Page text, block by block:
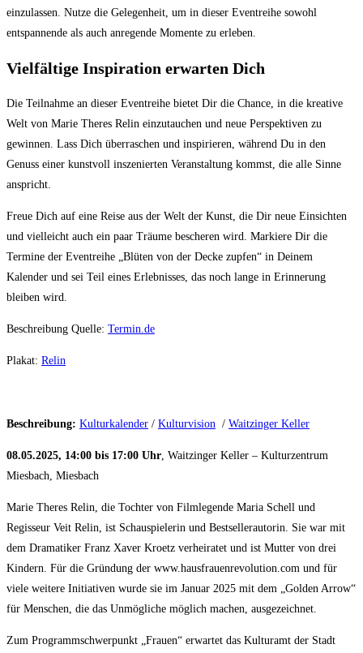
einzulassen. Nutze die Gelegenheit, um in dieser Eventreihe sowohl
entspannende als auch anregende Momente zu erleben.
Vielfältige Inspiration erwarten Dich
Die Teilnahme an dieser Eventreihe bietet Dir die Chance, in die kreative
Welt von Marie Theres Relin einzutauchen und neue Perspektiven zu
gewinnen. Lass Dich überraschen und inspirieren, während Du in den
Genuss einer kunstvoll inszenierten Veranstaltung kommst, die alle Sinne
anspricht.
Freue Dich auf eine Reise aus der Welt der Kunst, die Dir neue Einsichten
und vielleicht auch ein paar Träume bescheren wird. Markiere Dir die
Termine der Eventreihe „Blüten von der Decke zupfen“ in Deinem
Kalender und sei Teil eines Erlebnisses, das noch lange in Erinnerung
bleiben wird.
Beschreibung Quelle: Termin.de
Plakat: Relin
Beschreibung: Kulturkalender / Kulturvision / Waitzinger Keller
08.05.2025, 14:00 bis 17:00 Uhr , Waitzinger Keller – Kulturzentrum
Miesbach, Miesbach
Marie Theres Relin, die Tochter von Filmlegende Maria Schell und
Regisseur Veit Relin, ist Schauspielerin und Bestsellerautorin. Sie war mit
dem Dramatiker Franz Xaver Kroetz verheiratet und ist Mutter von drei
Kindern. Für die Gründung der www.hausfrauenrevolution.com und für
viele weitere Initiativen wurde sie im Januar 2025 mit dem „Golden Arrow“
für Menschen, die das Unmögliche möglich machen, ausgezeichnet.
Zum Programmschwerpunkt „Frauen“ erwartet das Kulturamt der Stadt